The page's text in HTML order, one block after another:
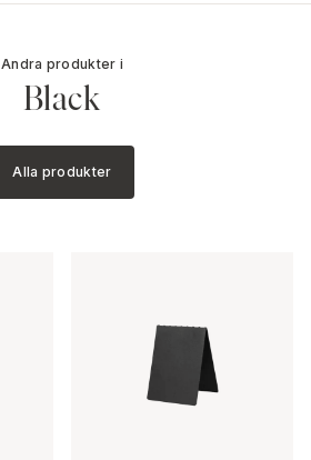
Andra produkter i
Black
Alla produkter